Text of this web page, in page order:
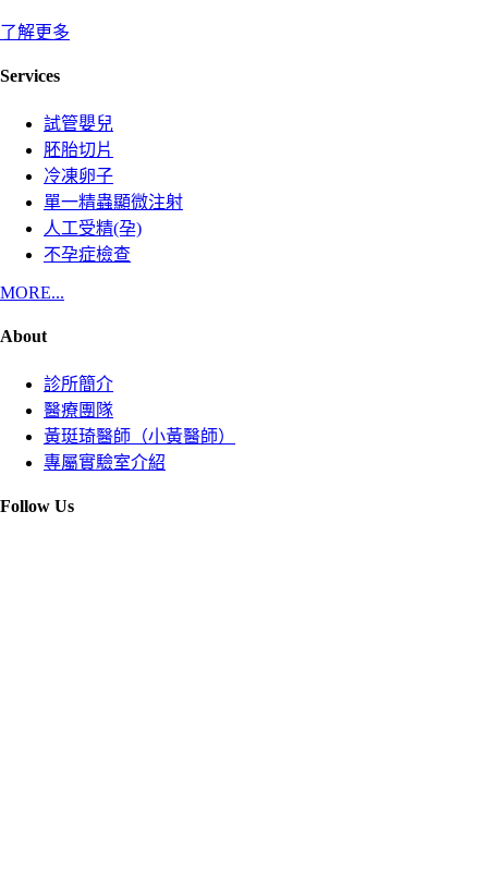
了解更多
Services
試管嬰兒
胚胎切片
冷凍卵子
單一精蟲顯微注射
人工受精(孕)
不孕症檢查
MORE...
About
診所簡介
醫療團隊
黃珽琦醫師（小黃醫師）
專屬實驗室介紹
Follow Us